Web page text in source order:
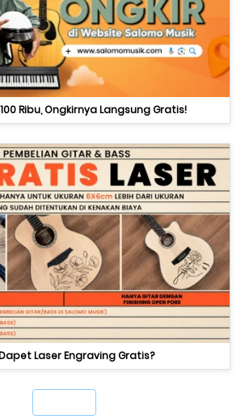
Ribu, Ongkirnya Langsung Gratis!
Laser Engraving Gratis?